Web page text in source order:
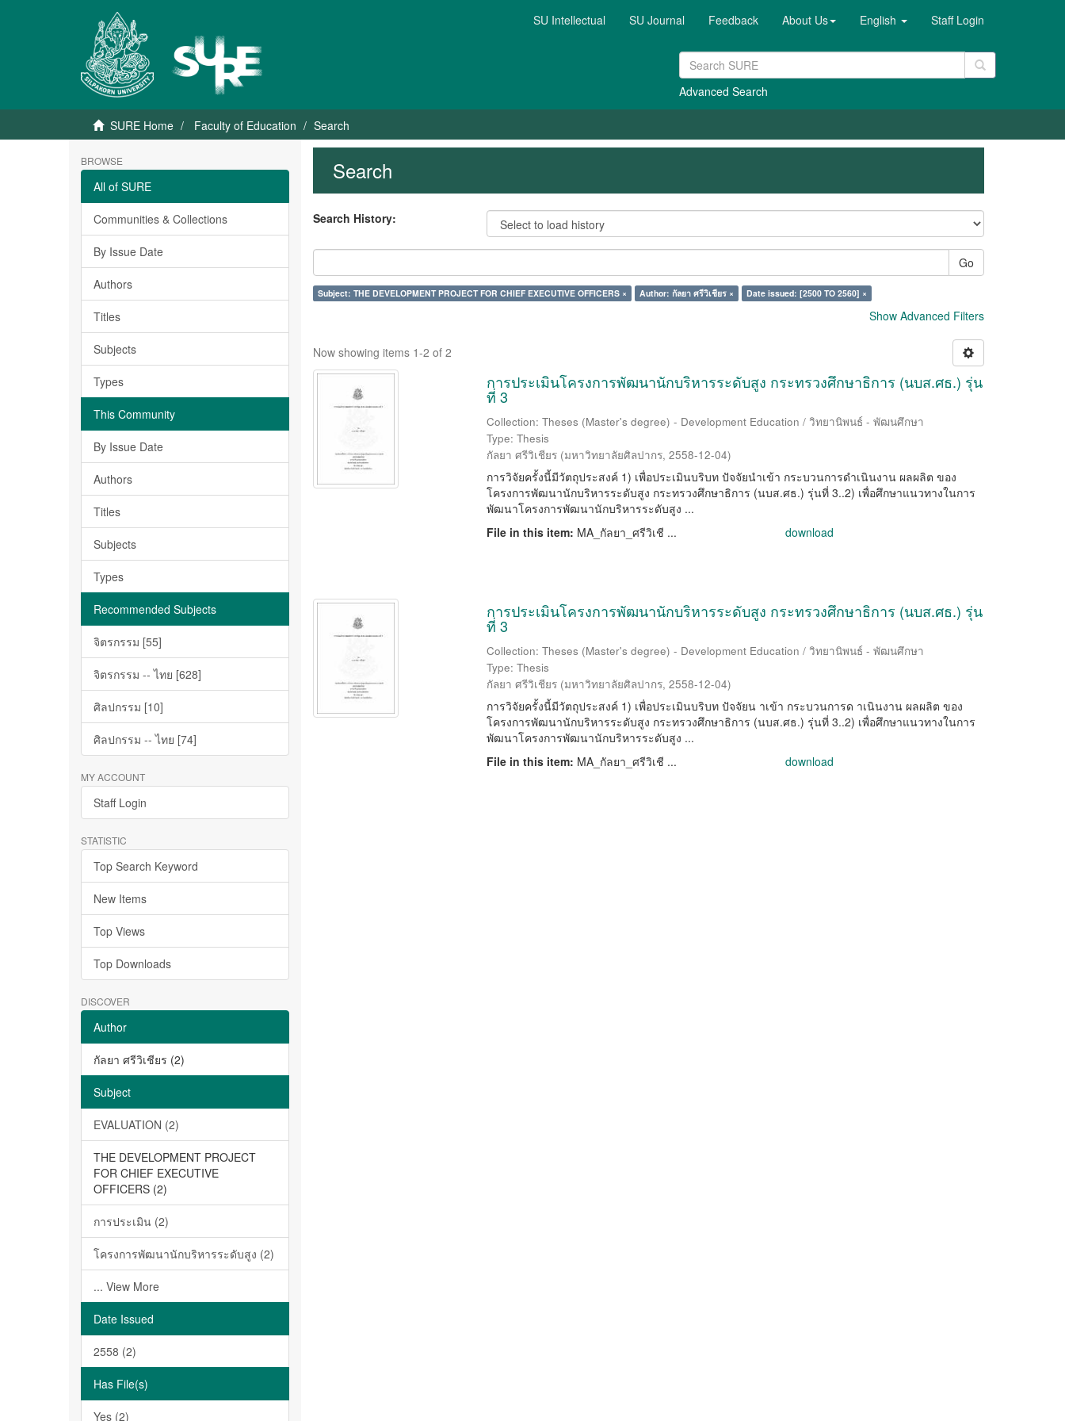
SU Intellectual SU Journal Feedback About Us English Staff Login
Advanced Search
SURE Home Faculty of Education Search
BROWSE
All of SURE
Communities & Collections
By Issue Date
Authors
Titles
Subjects
Types
This Community
By Issue Date
Authors
Titles
Subjects
Types
Recommended Subjects
จิตรกรรม [55]
จิตรกรรม -- ไทย [628]
ศิลปกรรม [10]
ศิลปกรรม -- ไทย [74]
MY ACCOUNT
Staff Login
STATISTIC
Top Search Keyword
New Items
Top Views
Top Downloads
DISCOVER
Author
กัลยา ศรีวิเชียร (2)
Subject
EVALUATION (2)
THE DEVELOPMENT PROJECT
FOR CHIEF EXECUTIVE
OFFICERS (2)
การประเมิน (2)
โครงการพัฒนานักบริหารระดับสูง (2)
... View More
Date Issued
2558 (2)
Has File(s)
Yes (2)
Search
Search History:
Go
Subject: THE DEVELOPMENT PROJECT FOR CHIEF EXECUTIVE OFFICERS × Author: กัลยา ศรีวิเชียร × Date issued: [2500 TO 2560] ×
Show Advanced Filters
Now showing items 1-2 of 2
การประเมินโครงการพัฒนานักบริหารระดับสูง กระทรวงศึกษาธิการ (นบส.ศธ.) รุ่น
ที่ 3
Collection: Theses (Master's degree) - Development Education / วิทยานิพนธ์ - พัฒนศึกษา
Type: Thesis
กัลยา ศรีวิเชียร (มหาวิทยาลัยศิลปากร, 2558-12-04)
การวิจัยครั้งนี้มีวัตถุประสงค์ 1) เพื่อประเมินบริบท ปัจจัยนำเข้า กระบวนการดำเนินงาน ผลผลิต ของ
โครงการพัฒนานักบริหารระดับสูง กระทรวงศึกษาธิการ (นบส.ศธ.) รุ่นที่ 3..2) เพื่อศึกษาแนวทางในการ
พัฒนาโครงการพัฒนานักบริหารระดับสูง ...
File in this item: MA_กัลยา_ศรีวิเชี ... download
การประเมินโครงการพัฒนานักบริหารระดับสูง กระทรวงศึกษาธิการ (นบส.ศธ.) รุ่น
ที่ 3
Collection: Theses (Master's degree) - Development Education / วิทยานิพนธ์ - พัฒนศึกษา
Type: Thesis
กัลยา ศรีวิเชียร (มหาวิทยาลัยศิลปากร, 2558-12-04)
การวิจัยครั้งนี้มีวัตถุประสงค์ 1) เพื่อประเมินบริบท ปัจจัยน าเข้า กระบวนการด าเนินงาน ผลผลิต ของ
โครงการพัฒนานักบริหารระดับสูง กระทรวงศึกษาธิการ (นบส.ศธ.) รุ่นที่ 3..2) เพื่อศึกษาแนวทางในการ
พัฒนาโครงการพัฒนานักบริหารระดับสูง ...
File in this item: MA_กัลยา_ศรีวิเชี ... download